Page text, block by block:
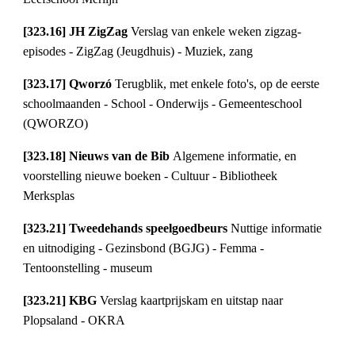
[323.16] JH ZigZag Verslag van enkele weken zigzag-
episodes - ZigZag (Jeugdhuis) - Muziek, zang
[323.17] Qworzó Terugblik, met enkele foto's, op de eerste
schoolmaanden - School - Onderwijs - Gemeenteschool
(QWORZO)
[323.18] Nieuws van de Bib Algemene informatie, en
voorstelling nieuwe boeken - Cultuur - Bibliotheek
Merksplas
[323.21] Tweedehands speelgoedbeurs Nuttige informatie
en uitnodiging - Gezinsbond (BGJG) - Femma -
Tentoonstelling - museum
[323.21] KBG Verslag kaartprijskam en uitstap naar
Plopsaland - OKRA